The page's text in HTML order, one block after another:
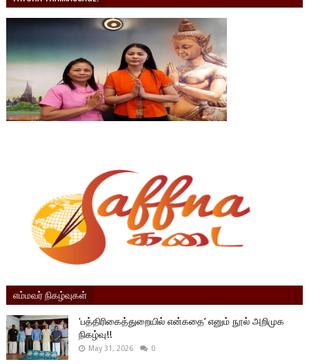
எம்மவர் நிகழ்வுகள்
'பத்திரிகைத்துறையில் என்கதை’ எனும் நூல் அறிமுக
நிகழ்வு!!
May 31, 2026 0